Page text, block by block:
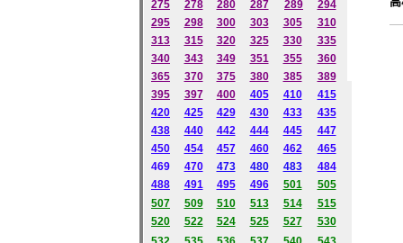
275
278 280 287 289
294
295
298 300 303 305
310
313
315 320 325 330
335
340
343 349 351 355
360
365
370 375 380 385
389
395
397 400 405 410
415
420
425 429 430 433
435
438
440 442 444 445
447
450
454 457 460 462
465
469
470 473 480 483
484
488
491 495 496 501
505
507
509 510 513 514
515
520
522 524 525 527
530